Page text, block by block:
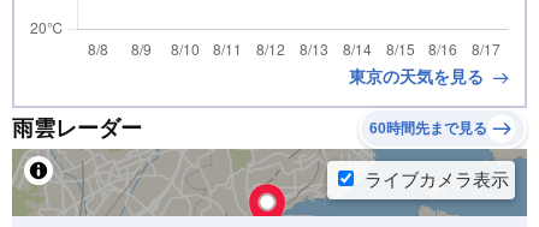
東京の天気を見る
雨雲レーダー 60時間先まで見る